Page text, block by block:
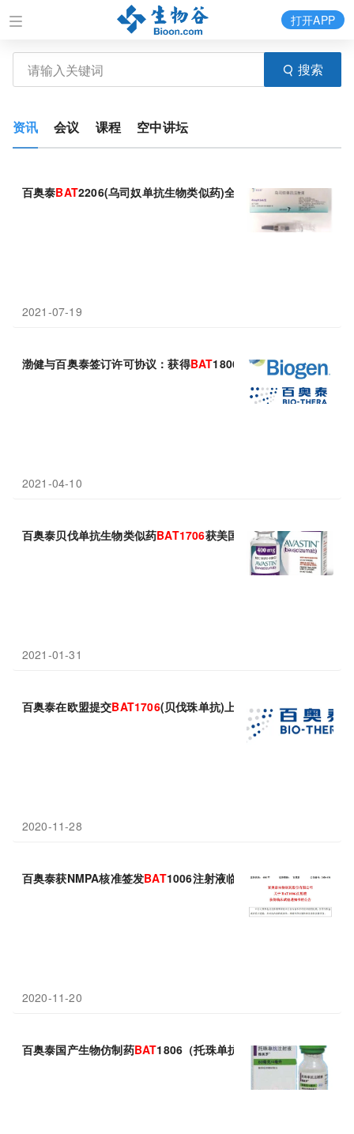
搜索
打开APP
资讯 会议 课程 空中讲坛
百奥泰BAT2206(乌司奴单抗生物类似药)全球3期临床试验完成首
2021-07-19
渤健与百奥泰签订许可协议：获得BAT1806(托珠单抗)国际市场权
2021-04-10
百奥泰贝伐单抗生物类似药BAT1706获美国FDA受理！
2021-01-31
百奥泰在欧盟提交BAT1706(贝伐珠单抗)上市申请！
2020-11-28
百奥泰获NMPA核准签发BAT1006注射液临床试验通知书
2020-11-20
百奥泰国产生物仿制药BAT1806（托珠单抗）启动全球III期临床